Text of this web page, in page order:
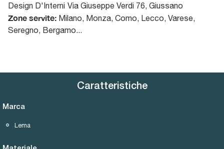
Design D'Interni Via Giuseppe Verdi 76, Giussano
Zone servite: Milano, Monza, Como, Lecco, Varese,
Seregno, Bergamo...
Caratteristiche
Marca
Lema